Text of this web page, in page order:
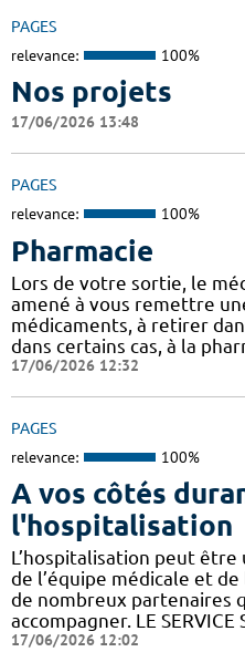
PAGES
relevance: 100%
Nos projets
17/06/2026 13:48
PAGES
relevance: 100%
Pharmacie
Lors de votre sortie, le
amené à vous remettre
médicaments, à retirer
dans certains cas, à la
17/06/2026 12:32
PAGES
relevance: 100%
A vos côtés
l'hospitalisation
L’hospitalisation peut
de l’équipe médicale et
de nombreux partenaires
accompagner. LE SERVICE
17/06/2026 12:02